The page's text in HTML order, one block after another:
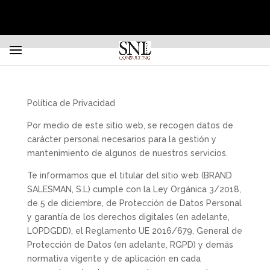
Política de Privacidad
Por medio de este sitio web, se recogen datos de
carácter personal necesarios para la gestión y
mantenimiento de algunos de nuestros servicios.
Te informamos que el titular del sitio web (BRAND
SALESMAN, S.L) cumple con la Ley Orgánica 3/2018,
de 5 de diciembre, de Protección de Datos Personal
y garantía de los derechos digitales (en adelante,
LOPDGDD), el Reglamento UE 2016/679, General de
Protección de Datos (en adelante, RGPD) y demás
normativa vigente y de aplicación en cada